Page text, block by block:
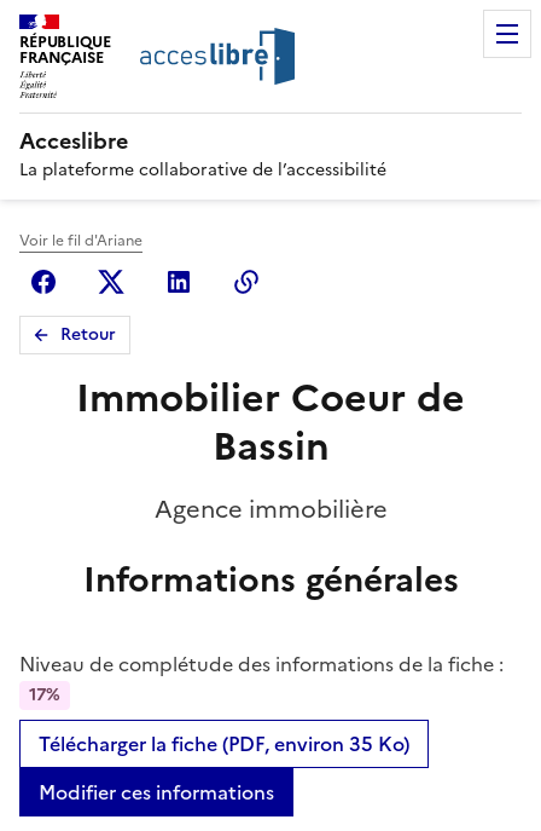
RÉPUBLIQUE
FRANÇAISE
Acceslibre
La plateforme collaborative de l’accessibilité
Voir le fil d'Ariane
FacebookX (anciennement Twitter)
Linkedin
Retour
Immobilier Coeur de
Bassin
Agence immobilière
Informations générales
Niveau de complétude des informations de la fiche :
17%
Télécharger la fiche (PDF, environ 35 Ko)
Modifier ces informations